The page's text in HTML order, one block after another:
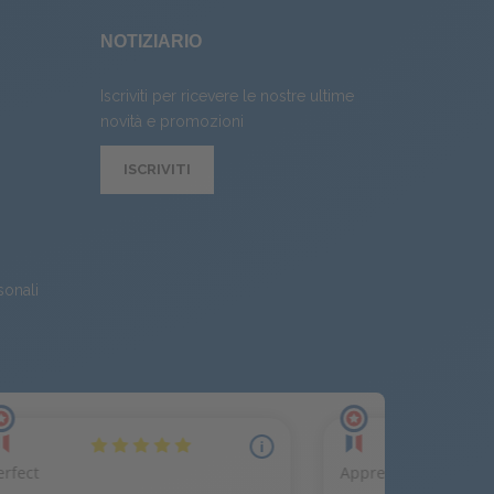
NOTIZIARIO
Iscriviti per ricevere le nostre ultime
novità e promozioni
ISCRIVITI